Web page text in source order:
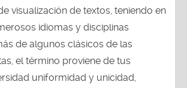
visualización de textos, teniendo en
idiomas y disciplinas
de algunos clásicos de las
el término proviene de tus
uniformidad y unicidad,